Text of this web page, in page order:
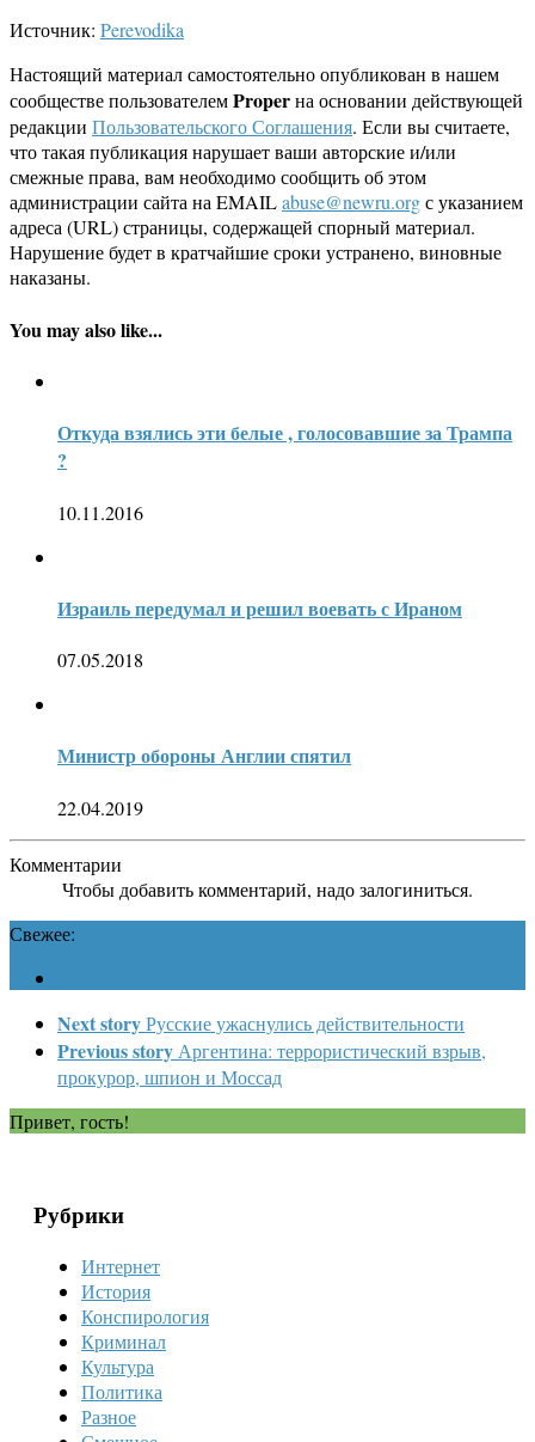
Источник: Perevodika
Настоящий материал самостоятельно опубликован в нашем
сообществе пользователемProperна основании действующей
редакции Пользовательского Соглашения. Если вы считаете,
что такая публикация нарушает ваши авторские и/или
смежные права, вам необходимо сообщить об этом
администрации сайта на EMAILabuse@newru.orgс указанием
адреса (URL) страницы, содержащей спорный материал.
Нарушение будет в кратчайшие сроки устранено, виновные
наказаны.
You may also like...
Откуда взялись эти белые , голосовавшие за Трампа
?
10.11.2016
Израиль передумал и решил воевать с Ираном
07.05.2018
Министр обороны Англии спятил
22.04.2019
Комментарии
Чтобы добавить комментарий, надо залогиниться.
Свежее:
Next storyРусские ужаснулись действительности
Previous story Аргентина: террористический взрыв,
прокурор, шпион и Моссад
Привет, гость!
Рубрики
Интернет
История
Конспирология
Криминал
Культура
Политика
Разное